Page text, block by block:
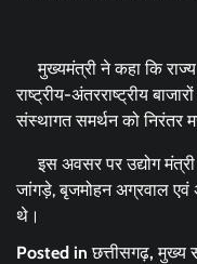
मुख्यमंत्री ने कहा कि
राष्ट्रीय-अंतरराष्ट्रीय
संस्थागत समर्थन को निरंतर
इस अवसर पर उद्योग
जांगड़े, बृजमोहन अग्रवाल एवं
थे।
Posted inछत्तीसगढ़,मुख्य